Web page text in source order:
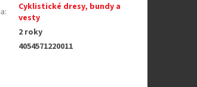
:
Cyklistické dresy, bundy a
vesty
2 roky
4054571220011